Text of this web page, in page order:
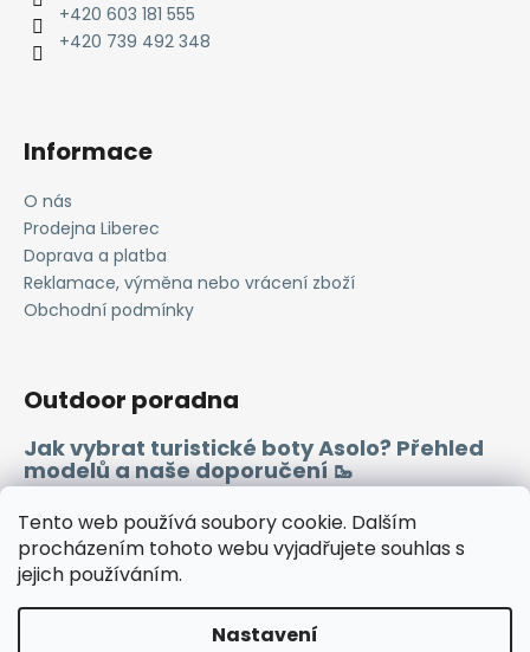
Tento web používá soubory cookie. Dalším
procházením tohoto webu vyjadřujete souhlas s
jejich používáním.
Nastavení
+420 603 181 555
+420 739 492 348
Informace
O nás
Prodejna Liberec
Doprava a platba
Reklamace, výměna nebo vrácení zboží
Obchodní podmínky
Outdoor poradna
Jak vybrat turistické boty Asolo? Přehled
modelů a naše doporučení 🥾